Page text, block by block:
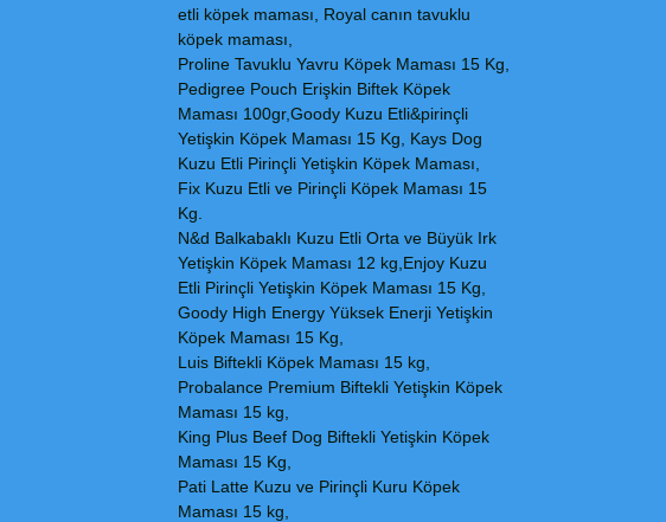
etli köpek maması, Royal canın tavuklu
köpek maması,
Proline Tavuklu Yavru Köpek Maması 15 Kg,
Pedigree Pouch Erişkin Biftek Köpek
Maması 100gr,Goody Kuzu Etli&pirinçli
Yetişkin Köpek Maması 15 Kg, Kays Dog
Kuzu Etli Pirinçli Yetişkin Köpek Maması,
Fix Kuzu Etli ve Pirinçli Köpek Maması 15
Kg.
N&d Balkabaklı Kuzu Etli Orta ve Büyük Irk
Yetişkin Köpek Maması 12 kg,Enjoy Kuzu
Etli Pirinçli Yetişkin Köpek Maması 15 Kg,
Goody High Energy Yüksek Enerji Yetişkin
Köpek Maması 15 Kg,
Luis Biftekli Köpek Maması 15 kg,
Probalance Premium Biftekli Yetişkin Köpek
Maması 15 kg,
King Plus Beef Dog Biftekli Yetişkin Köpek
Maması 15 Kg,
Pati Latte Kuzu ve Pirinçli Kuru Köpek
Maması 15 kg,